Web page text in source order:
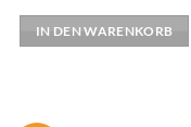
IN DEN WARENKORB